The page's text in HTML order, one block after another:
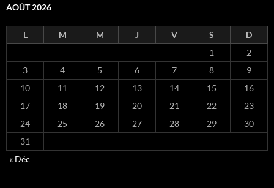
AOÛT 2026
L M M J V S
D
1
2
3
4 5 6 7 8
9
10
11 12 13 14 15
16
17
18 19 20 21 22
23
24
25 26 27 28 29
30
31
« Déc